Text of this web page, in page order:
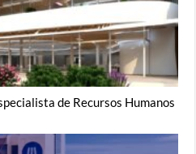
de Recursos Humanos